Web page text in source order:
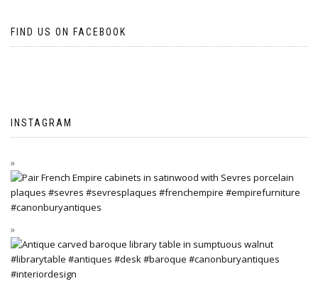
FIND US ON FACEBOOK
INSTAGRAM